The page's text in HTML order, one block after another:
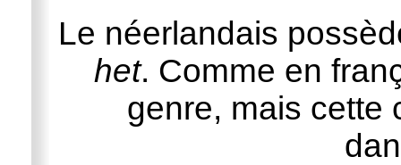
Le néerlandais
het. Comme en
genre, mais cette